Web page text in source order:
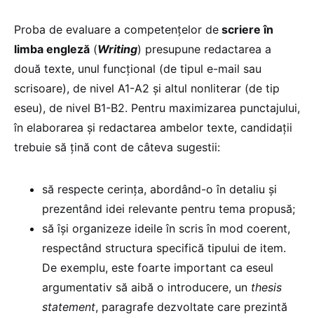
Proba de evaluare a competențelor de scriere în
limba engleză (Writing) presupune redactarea a
două texte, unul funcțional (de tipul e-mail sau
scrisoare), de nivel A1-A2 și altul nonliterar (de tip
eseu), de nivel B1-B2. Pentru maximizarea punctajului,
în elaborarea și redactarea ambelor texte, candidații
trebuie să țină cont de câteva sugestii:
să respecte cerința, abordând-o în detaliu și
prezentând idei relevante pentru tema propusă;
să își organizeze ideile în scris în mod coerent,
respectând structura specifică tipului de item.
De exemplu, este foarte important ca eseul
argumentativ să aibă o introducere, un thesis
statement, paragrafe dezvoltate care prezintă